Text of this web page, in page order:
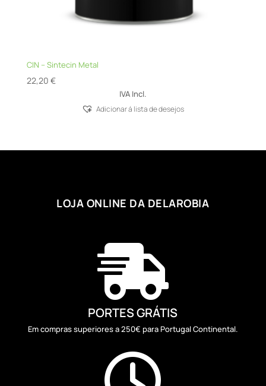
CIN – Sintecin Metal
22,20 €
IVA Incl.
Adicionar á lista de desejos
LOJA ONLINE DA DELAROBIA

PORTES GRÁTIS
Em compras superiores a 250€ para Portugal Continental.